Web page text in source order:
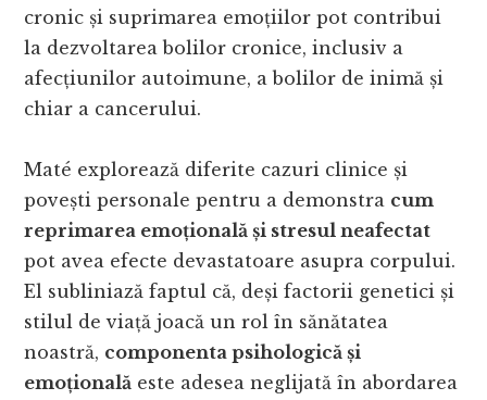
cronic și suprimarea emoțiilor pot contribui
la dezvoltarea bolilor cronice, inclusiv a
afecțiunilor autoimune, a bolilor de inimă și
chiar a cancerului.
Maté explorează diferite cazuri clinice și
povești personale pentru a demonstra cum
reprimarea emoțională și stresul neafectat
pot avea efecte devastatoare asupra corpului.
El subliniază faptul că, deși factorii genetici și
stilul de viață joacă un rol în sănătatea
noastră, componenta psihologică și
emoțională este adesea neglijată în abordarea